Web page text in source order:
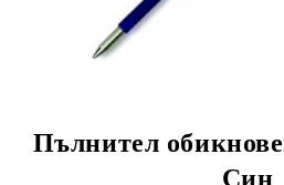
Пълнител
Син